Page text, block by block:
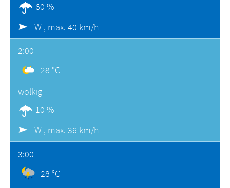
60 %
W , max. 40 km/h
2:00
28 °C
wolkig
10 %
W , max. 36 km/h
3:00
28 °C